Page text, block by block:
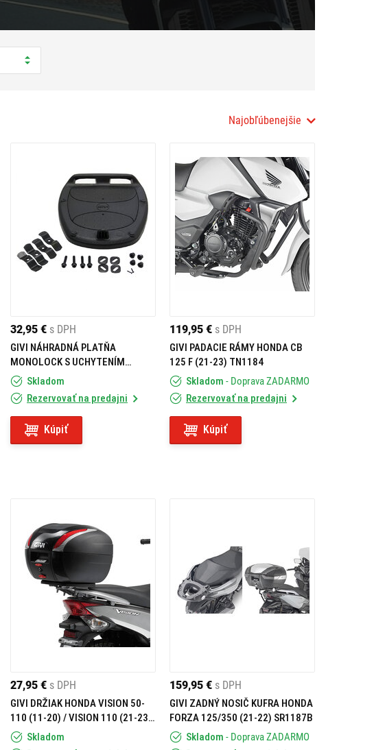
Najobľúbenejšie
32,95 € s DPH
GIVI NÁHRADNÁ PLATŇA
MONOLOCK S UCHYTENÍM
Z113C2Skladom
Rezervovať na predajni
Kúpiť
119,95 € s DPH
GIVI PADACIE RÁMY HONDA CB
125 F (21-23) TN1184
Skladom - Doprava ZADARMO
Rezervovať na predajni
Kúpiť
27,95 € s DPH
GIVI DRŽIAK HONDA VISION 50-
110 (11-20) / VISION 110 (21-23)
SR1153Skladom
159,95 € s DPH
GIVI ZADNÝ NOSIČ KUFRA HONDA
FORZA 125/350 (21-22) SR1187B
Skladom - Doprava ZADARMO